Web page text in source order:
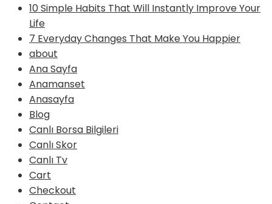
10 Simple Habits That Will Instantly Improve Your
Life
7 Everyday Changes That Make You Happier
about
Ana Sayfa
Anamanset
Anasayfa
Blog
Canlı Borsa Bilgileri
Canlı Skor
Canlı Tv
Cart
Checkout